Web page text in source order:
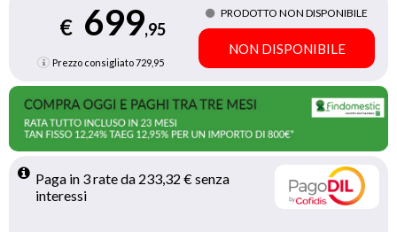
€ 699,95
Prezzo consigliato729,95
PRODOTTO NON DISPONIBILE
NON DISPONIBILE
Paga in 3 rate da 233,32 € senza
interessi